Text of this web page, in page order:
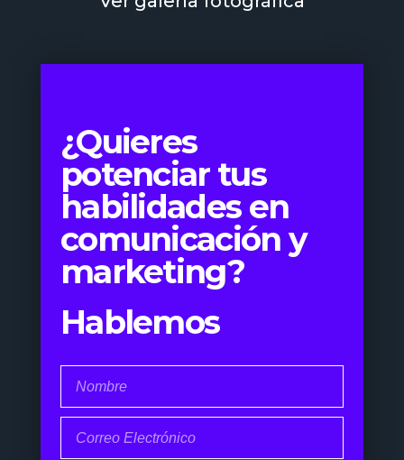
¿Quieres
potenciar tus
habilidades en
comunicación y
marketing?
Hablemos